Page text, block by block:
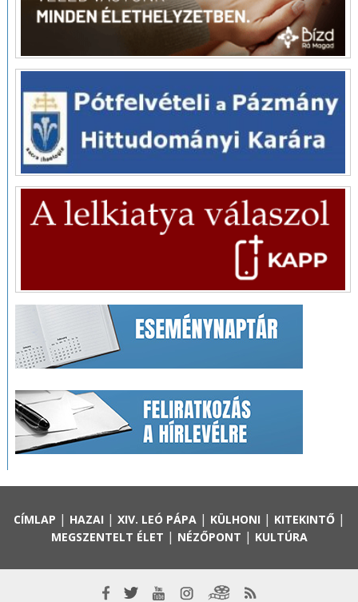
CÍMLAP | HAZAI | XIV. LEÓ PÁPA| KÜLHONI | KITEKINTŐ|
MEGSZENTELT ÉLET | NÉZŐPONT | KULTÚRA